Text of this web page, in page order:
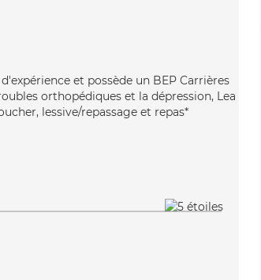
et possède un BEP Carrières
orthopédiques et la dépression, Lea
lessive/repassage et repas*